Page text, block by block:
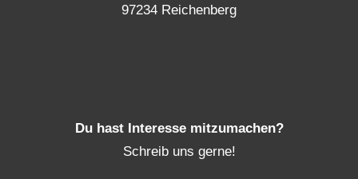
97234 Reichenberg
Du hast Interesse mitzumachen?
Schreib uns gerne!